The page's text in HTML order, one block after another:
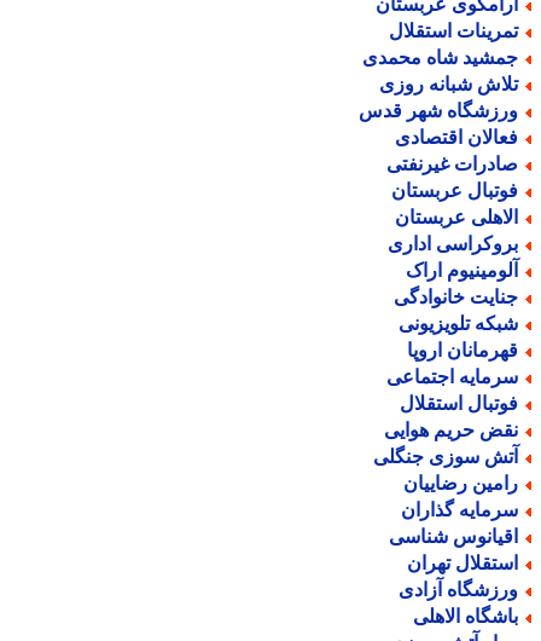
عربستان
استقلال
شاه محمدی
شبانه روزی
شهر قدس
اقتصادی
غیرنفتی
عربستان
عربستان
اداری
اراک
خانوادگی
تلویزیونی
اروپا
اجتماعی
استقلال
حریم هوایی
سوزی جنگلی
رضاییان
گذاران
شناسی
تهران
آزادی
الاهلی